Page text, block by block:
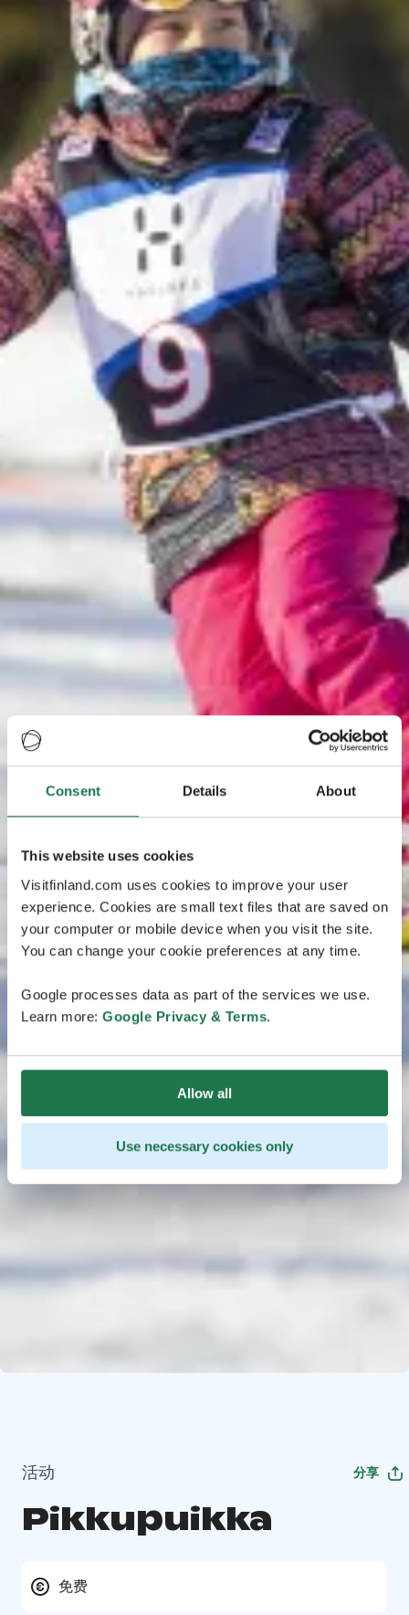
Consent Details About
This website uses cookies
Visitfinland.com uses cookies to improve your user
experience. Cookies are small text files that are saved on
your computer or mobile device when you visit the site.
You can change your cookie preferences at any time.
Google processes data as part of the services we use.
Learn more: Google Privacy & Terms.
Allow all
Use necessary cookies only
活动 分享
Pikkupuikka
免费